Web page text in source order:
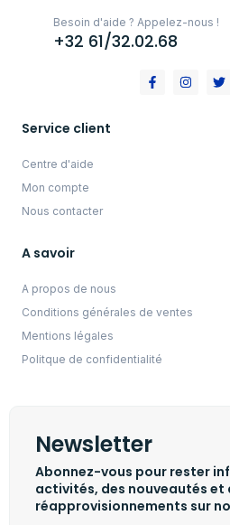
Besoin d'aide ? Appelez-nous !
+32 61/32.02.68
Service client
Centre d'aide
Mon compte
Nous contacter
A savoir
A propos de nous
Conditions générales de ventes
Mentions légales
Politque de confidentialité
Newsletter
Abonnez-vous pour rester
activités, des nouveautés et
réapprovisionnements sur